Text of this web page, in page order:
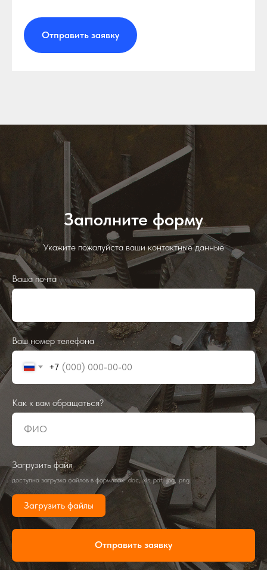
Отправить заявку
Заполните форму
Укажите пожалуйста ваши контактные данные
Ваша почта
Ваш номер телефона
+7
Как к вам обращаться?
Загрузить файл
доступна загрузка файлов в форматах: .doc, .xls, pdf, .jpg, .png
Загрузить файлы
Отправить заявку